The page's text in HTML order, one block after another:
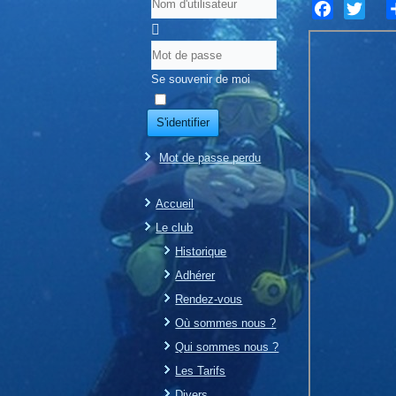
Se souvenir de moi
S'identifier
Mot de passe perdu
Accueil
Le club
Historique
Adhérer
Rendez-vous
Où sommes nous ?
Qui sommes nous ?
Les Tarifs
Facebook
Twitter